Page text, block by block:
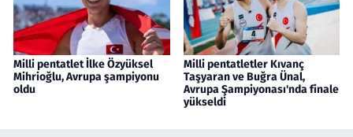
Milli pentatlet İlke Özyüksel
Mihrioğlu, Avrupa şampiyonu
oldu
Milli pentatletler Kıvanç
Taşyaran ve Buğra Ünal,
Avrupa Şampiyonası'nda finale
yükseldi